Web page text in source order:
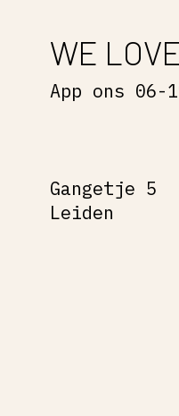
WE
App ons 06-
Gangetje 5
Leiden